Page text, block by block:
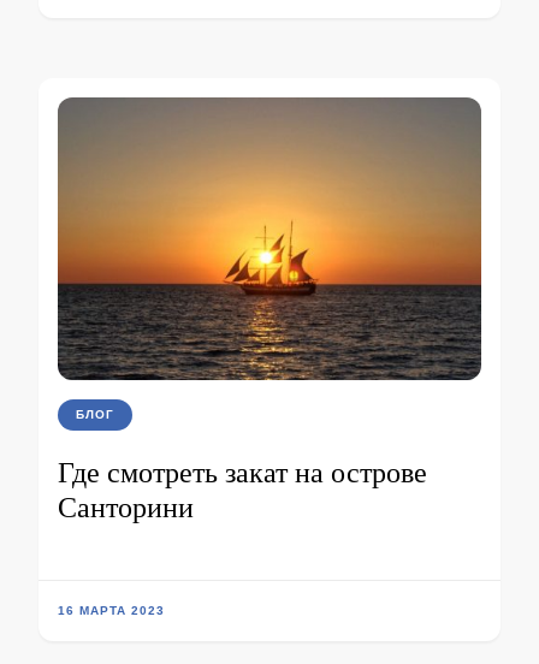
БЛОГ
Где смотреть закат на острове
Санторини
16 МАРТА 2023